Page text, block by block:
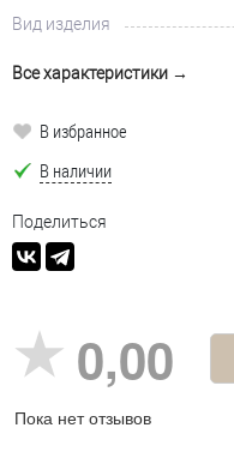
Вид изделия
Все характеристики →
В избранное
В наличии
Поделиться
0,00
Пока нет отзывов